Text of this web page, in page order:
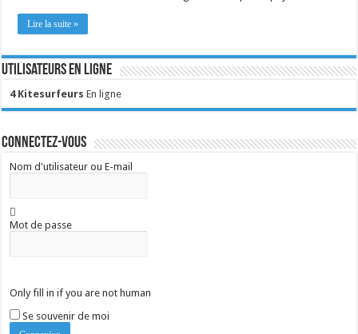
Lire la suite »
Utilisateurs en ligne
4 Kitesurfeurs En ligne
Connectez-vous
Nom d'utilisateur ou E-mail
Mot de passe
Only fill in if you are not human
Se souvenir de moi